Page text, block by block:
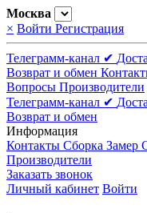
Москва
× Войти Регистрация
Телеграмм-канал ✔
Возврат и обмен
Вопросы Производители
Телеграмм-канал ✔
Возврат и обмен
Информация
Контакты Сборка Замер
Производители
Заказать звонок
Личный кабинет Войти